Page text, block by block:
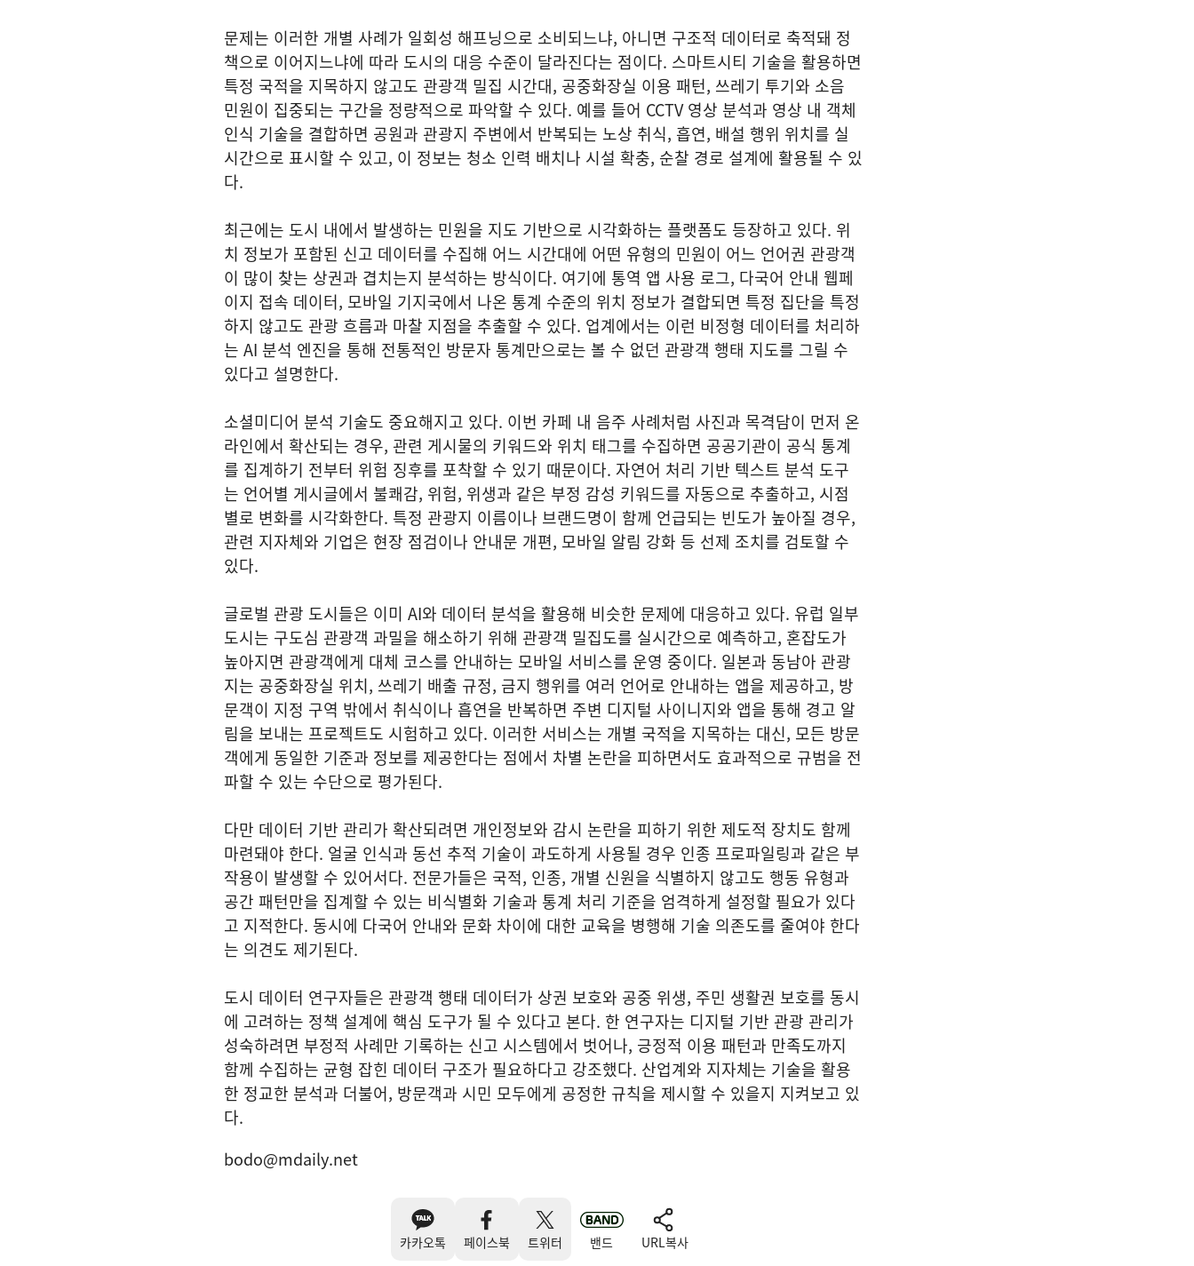
문제는 이러한 개별 사례가 일회성 해프닝으로 소비되느냐, 아니면 구조적 데이터로 축적돼 정
책으로 이어지느냐에 따라 도시의 대응 수준이 달라진다는 점이다. 스마트시티 기술을 활용하면
특정 국적을 지목하지 않고도 관광객 밀집 시간대, 공중화장실 이용 패턴, 쓰레기 투기와 소음
민원이 집중되는 구간을 정량적으로 파악할 수 있다. 예를 들어 CCTV 영상 분석과 영상 내 객체
인식 기술을 결합하면 공원과 관광지 주변에서 반복되는 노상 취식, 흡연, 배설 행위 위치를 실
시간으로 표시할 수 있고, 이 정보는 청소 인력 배치나 시설 확충, 순찰 경로 설계에 활용될 수 있
다.
최근에는 도시 내에서 발생하는 민원을 지도 기반으로 시각화하는 플랫폼도 등장하고 있다. 위
치 정보가 포함된 신고 데이터를 수집해 어느 시간대에 어떤 유형의 민원이 어느 언어권 관광객
이 많이 찾는 상권과 겹치는지 분석하는 방식이다. 여기에 통역 앱 사용 로그, 다국어 안내 웹페
이지 접속 데이터, 모바일 기지국에서 나온 통계 수준의 위치 정보가 결합되면 특정 집단을 특정
하지 않고도 관광 흐름과 마찰 지점을 추출할 수 있다. 업계에서는 이런 비정형 데이터를 처리하
는 AI 분석 엔진을 통해 전통적인 방문자 통계만으로는 볼 수 없던 관광객 행태 지도를 그릴 수
있다고 설명한다.
소셜미디어 분석 기술도 중요해지고 있다. 이번 카페 내 음주 사례처럼 사진과 목격담이 먼저 온
라인에서 확산되는 경우, 관련 게시물의 키워드와 위치 태그를 수집하면 공공기관이 공식 통계
를 집계하기 전부터 위험 징후를 포착할 수 있기 때문이다. 자연어 처리 기반 텍스트 분석 도구
는 언어별 게시글에서 불쾌감, 위험, 위생과 같은 부정 감성 키워드를 자동으로 추출하고, 시점
별로 변화를 시각화한다. 특정 관광지 이름이나 브랜드명이 함께 언급되는 빈도가 높아질 경우,
관련 지자체와 기업은 현장 점검이나 안내문 개편, 모바일 알림 강화 등 선제 조치를 검토할 수
있다.
글로벌 관광 도시들은 이미 AI와 데이터 분석을 활용해 비슷한 문제에 대응하고 있다. 유럽 일부
도시는 구도심 관광객 과밀을 해소하기 위해 관광객 밀집도를 실시간으로 예측하고, 혼잡도가
높아지면 관광객에게 대체 코스를 안내하는 모바일 서비스를 운영 중이다. 일본과 동남아 관광
지는 공중화장실 위치, 쓰레기 배출 규정, 금지 행위를 여러 언어로 안내하는 앱을 제공하고, 방
문객이 지정 구역 밖에서 취식이나 흡연을 반복하면 주변 디지털 사이니지와 앱을 통해 경고 알
림을 보내는 프로젝트도 시험하고 있다. 이러한 서비스는 개별 국적을 지목하는 대신, 모든 방문
객에게 동일한 기준과 정보를 제공한다는 점에서 차별 논란을 피하면서도 효과적으로 규범을 전
파할 수 있는 수단으로 평가된다.
다만 데이터 기반 관리가 확산되려면 개인정보와 감시 논란을 피하기 위한 제도적 장치도 함께
마련돼야 한다. 얼굴 인식과 동선 추적 기술이 과도하게 사용될 경우 인종 프로파일링과 같은 부
작용이 발생할 수 있어서다. 전문가들은 국적, 인종, 개별 신원을 식별하지 않고도 행동 유형과
공간 패턴만을 집계할 수 있는 비식별화 기술과 통계 처리 기준을 엄격하게 설정할 필요가 있다
고 지적한다. 동시에 다국어 안내와 문화 차이에 대한 교육을 병행해 기술 의존도를 줄여야 한다
는 의견도 제기된다.
도시 데이터 연구자들은 관광객 행태 데이터가 상권 보호와 공중 위생, 주민 생활권 보호를 동시
에 고려하는 정책 설계에 핵심 도구가 될 수 있다고 본다. 한 연구자는 디지털 기반 관광 관리가
성숙하려면 부정적 사례만 기록하는 신고 시스템에서 벗어나, 긍정적 이용 패턴과 만족도까지
함께 수집하는 균형 잡힌 데이터 구조가 필요하다고 강조했다. 산업계와 지자체는 기술을 활용
한 정교한 분석과 더불어, 방문객과 시민 모두에게 공정한 규칙을 제시할 수 있을지 지켜보고 있
다.
bodo@mdaily.net
카카오톡 페이스북 트위터 밴드 URL복사